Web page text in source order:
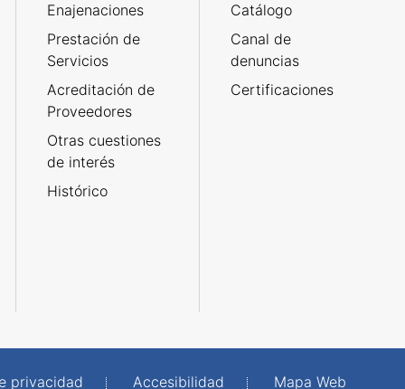
Enajenaciones
Prestación de
Servicios
Acreditación de
Proveedores
Otras cuestiones
de interés
Histórico
Catálogo
Canal de
denuncias
Certificaciones
privacidad Accesibilidad Mapa Web